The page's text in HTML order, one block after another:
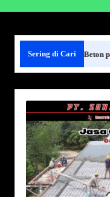
Sering di Cari
Panel Beton per Meter